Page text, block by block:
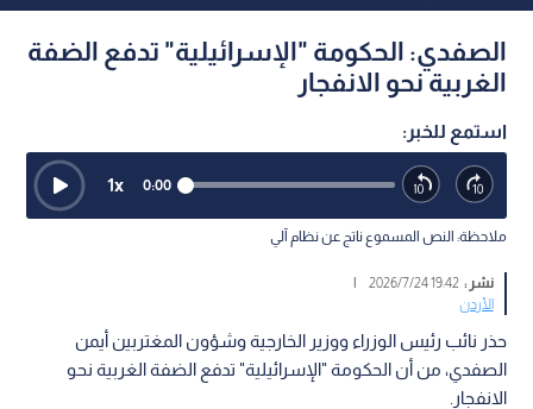
الصفدي: الحكومة "الإسرائيلية" تدفع الضفة
الغربية نحو الانفجار
استمع للخبر:
0:00
1x
ملاحظة: النص المسموع ناتج عن نظام آلي
نشر :19:42 2026/7/24
|
الأردن
حذر نائب رئيس الوزراء ووزير الخارجية وشؤون المغتربين أيمن
الصفدي، من أن الحكومة "الإسرائيلية" تدفع الضفة الغربية نحو
الانفجار.